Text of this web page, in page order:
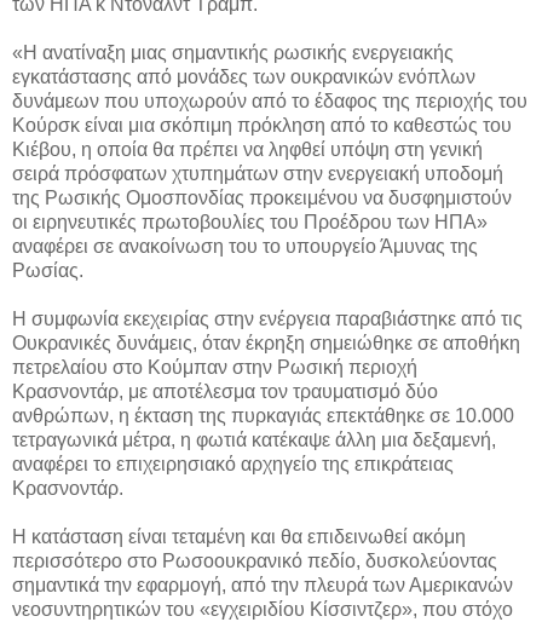
των ΗΠΑ κ Ντόναλντ Τράμπ.
«H ανατίναξη μιας σημαντικής ρωσικής ενεργειακής
εγκατάστασης από μονάδες των ουκρανικών ενόπλων
δυνάμεων που υποχωρούν από το έδαφος της περιοχής του
Kούρσκ είναι μια σκόπιμη πρόκληση από το καθεστώς του
Κιέβου, η οποία θα πρέπει να ληφθεί υπόψη στη γενική
σειρά πρόσφατων χτυπημάτων στην ενεργειακή υποδομή
της Ρωσικής Ομοσπονδίας προκειμένου να δυσφημιστούν
οι ειρηνευτικές πρωτοβουλίες του Προέδρου των ΗΠΑ»
αναφέρει σε ανακοίνωση του το υπουργείο Άμυνας της
Ρωσίας.
Η συμφωνία εκεχειρίας στην ενέργεια παραβιάστηκε από τις
Ουκρανικές δυνάμεις, όταν έκρηξη σημειώθηκε σε αποθήκη
πετρελαίου στο Κούμπαν στην Ρωσική περιοχή
Κρασνοντάρ, με αποτέλεσμα τον τραυματισμό δύο
ανθρώπων, η έκταση της πυρκαγιάς επεκτάθηκε σε 10.000
τετραγωνικά μέτρα, η φωτιά κατέκαψε άλλη μια δεξαμενή,
αναφέρει το επιχειρησιακό αρχηγείο της επικράτειας
Kρασνοντάρ.
Η κατάσταση είναι τεταμένη και θα επιδεινωθεί ακόμη
περισσότερο στο Ρωσοουκρανικό πεδίο, δυσκολεύοντας
σημαντικά την εφαρμογή, από την πλευρά των Αμερικανών
νεοσυντηρητικών του «εγχειριδίου Κίσσιντζερ», που στόχο